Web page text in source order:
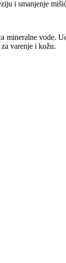
i smanjenje
mineralne vode.
varenje i kožu.